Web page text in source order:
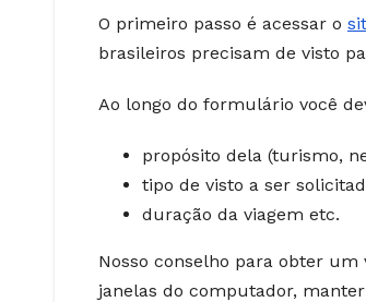
O primeiro passo é acessar o
brasileiros precisam de visto
Ao longo do formulário você
propósito dela (turismo,
tipo de visto a ser
duração da viagem etc.
Nosso conselho para obter
janelas do computador,